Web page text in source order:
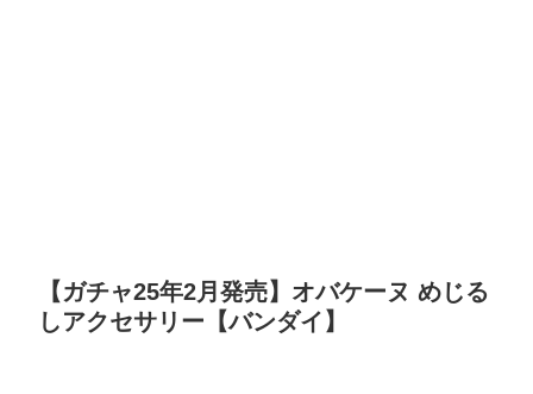
【ガチャ25年2月発売】オバケーヌ めじる
しアクセサリー【バンダイ】